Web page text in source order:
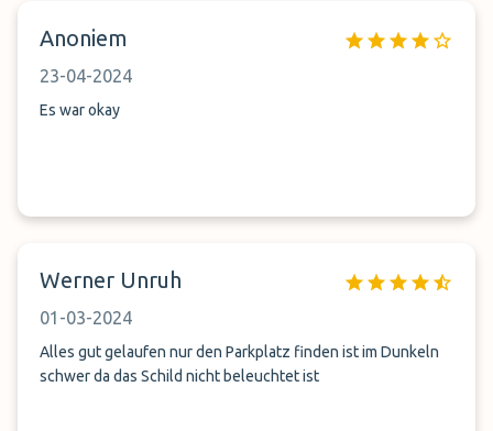
Anoniem
23-04-2024
Es war okay
Werner Unruh
01-03-2024
Alles gut gelaufen nur den Parkplatz finden ist im Dunkeln
schwer da das Schild nicht beleuchtet ist